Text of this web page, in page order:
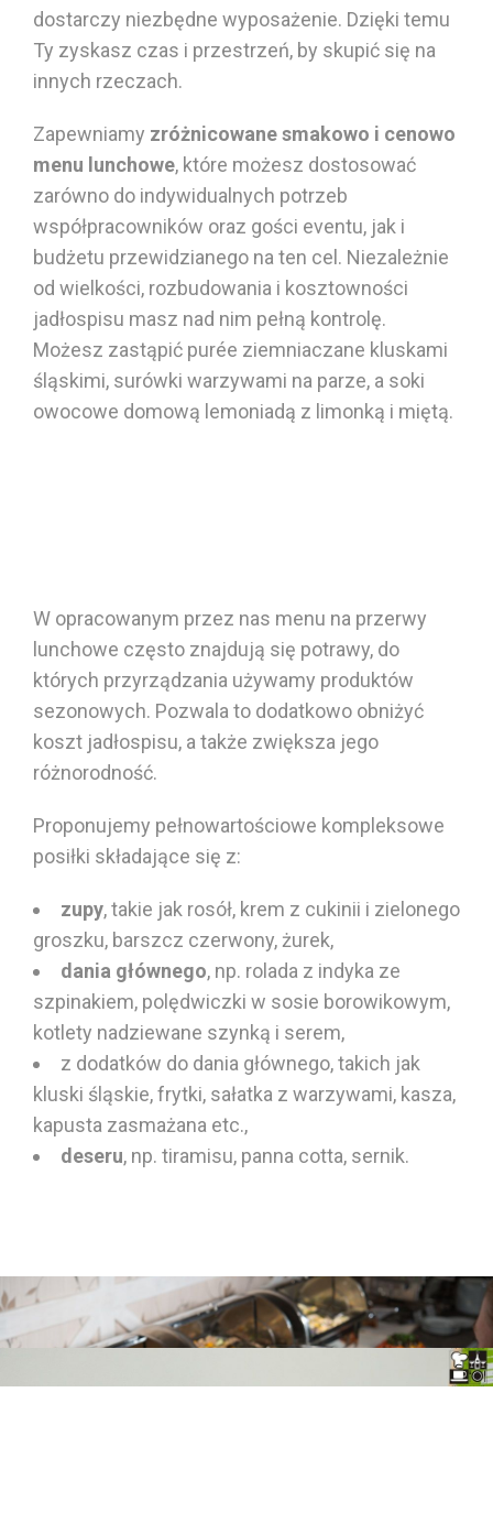
dostarczy niezbędne wyposażenie. Dzięki temu
Ty zyskasz czas i przestrzeń, by skupić się na
innych rzeczach.
Zapewniamy zróżnicowane smakowo i cenowo
menu lunchowe, które możesz dostosować
zarówno do indywidualnych potrzeb
współpracowników oraz gości eventu, jak i
budżetu przewidzianego na ten cel. Niezależnie
od wielkości, rozbudowania i kosztowności
jadłospisu masz nad nim pełną kontrolę.
Możesz zastąpić purée ziemniaczane kluskami
śląskimi, surówki warzywami na parze, a soki
owocowe domową lemoniadą z limonką i miętą.
W opracowanym przez nas menu na przerwy
lunchowe często znajdują się potrawy, do
których przyrządzania używamy produktów
sezonowych. Pozwala to dodatkowo obniżyć
koszt jadłospisu, a także zwiększa jego
różnorodność.
Proponujemy pełnowartościowe kompleksowe
posiłki składające się z:
zupy,takie jak rosół, krem z cukinii i zielonego
groszku, barszcz czerwony, żurek,
dania głównego, np. rolada z indyka ze
szpinakiem, polędwiczki w sosie borowikowym,
kotlety nadziewane szynką i serem,
z dodatków do dania głównego,takich jak
kluski śląskie, frytki, sałatka z warzywami, kasza,
kapusta zasmażana etc.,
deseru, np. tiramisu, panna cotta, sernik.